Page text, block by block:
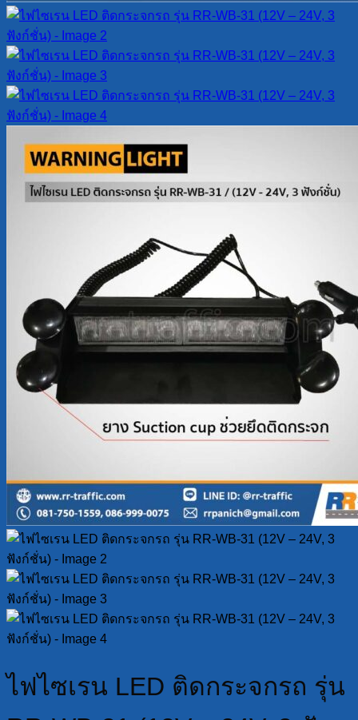
ไฟไซเรน LED ติดกระจกรถ รุ่น